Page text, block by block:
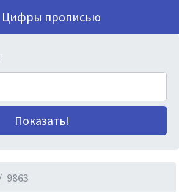
Цифры прописью
9863